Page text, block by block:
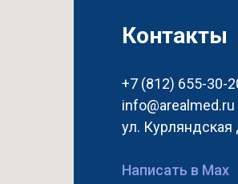
Контакты
+7 (812) 655-30-
info@arealmed.ru
ул. Курляндская
Написать в Max